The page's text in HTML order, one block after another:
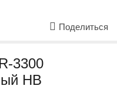
Поделиться
3300
HB